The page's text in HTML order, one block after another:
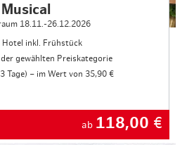
18.11.-26.12.2026
Hotel inkl. Frühstück
gewählten Preiskategorie
Tage) – im Wert von 35,90 €
ab 118,00 €